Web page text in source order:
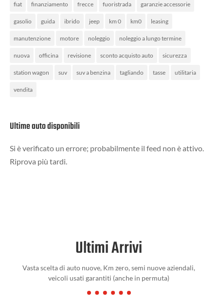
fiat finanziamento frecce fuoristrada garanzie accessorie
gasolio guida ibrido jeep km 0 km0 leasing
manutenzione motore noleggio noleggio a lungo termine
nuova officina revisione sconto acquisto auto sicurezza
station wagon suv suv a benzina tagliando tasse utilitaria
vendita
Ultime auto disponibili
Si è verificato un errore; probabilmente il feed non è attivo.
Riprova più tardi.
Ultimi Arrivi
Vasta scelta di auto nuove, Km zero, semi nuove aziendali,
veicoli usati garantiti (anche in permuta)